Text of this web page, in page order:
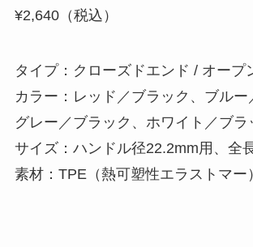
¥2,640（税込）
タイプ：クローズドエンド / オープ
カラー：レッド／ブラック、ブルー
グレー／ブラック、ホワイト／ブラ
サイズ：ハンドル径22.2mm用、全
素材：TPE（熱可塑性エラストマー）